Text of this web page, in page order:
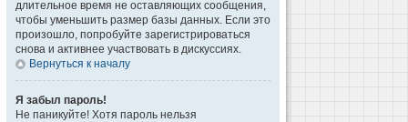
длительное время не оставляющих сообщения,
чтобы уменьшить размер базы данных. Если это
произошло, попробуйте зарегистрироваться
снова и активнее участвовать в дискуссиях.
Вернуться к началу
Я забыл пароль!
Не паникуйте! Хотя пароль нельзя